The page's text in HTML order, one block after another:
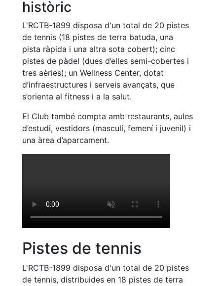
Organització
Junta
directiva
Comissions
i comités
Estructura
executiva
Serveis
Instal·lacions
Preguntes
nosaltres
Tennis
tennis
històric
L'RCTB-1899 disposa d'un total de 20 pistes
de tennis (18 pistes de terra batuda, una
pista ràpida i una altra sota cobert); cinc
pistes de pàdel (dues d’elles semi-cobertes i
tres aèries); un Wellness Center, dotat
d’infraestructures i serveis avançats, que
s’orienta al fitness i a la salut.
El Club també compta amb restaurants, aules
d’estudi, vestidors (masculí, femení i juvenil) i
una àrea d’aparcament.
Pistes de tennis
L'RCTB-1899 disposa d'un total de 20 pistes
de tennis, distribuides en 18 pistes de terra